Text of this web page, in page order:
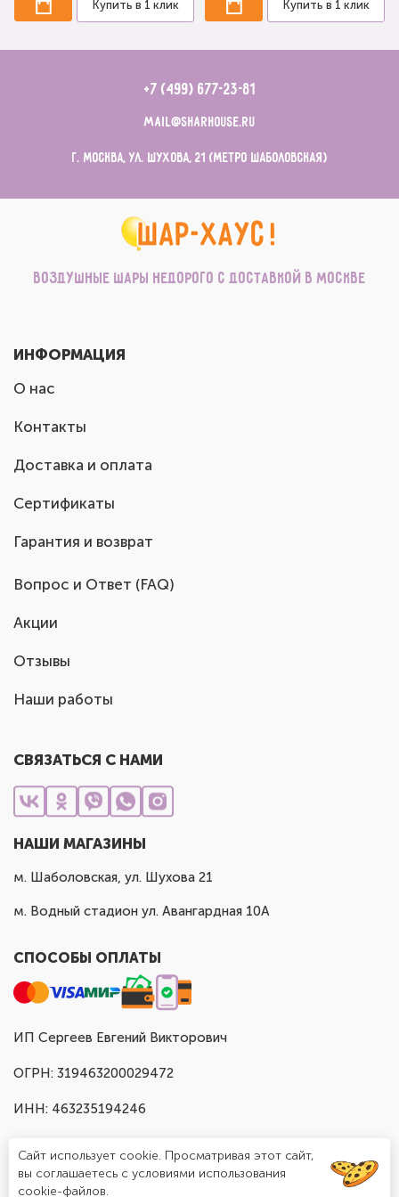
Купить в 1 клик Купить в 1 клик
+7 (499) 677-23-81
mail@sharhouse.ru
г. Москва, ул. Шухова, 21 (метро Шаболовская)
Воздушные шары недорого с доставкой в Москве
ИНФОРМАЦИЯ
О нас
Контакты
Доставка и оплата
Сертификаты
Гарантия и возврат
Вопрос и Ответ (FAQ)
Акции
Отзывы
Наши работы
СВЯЗАТЬСЯ С НАМИ
НАШИ МАГАЗИНЫ
м. Шаболовская, ул. Шухова 21
м. Водный стадион ул. Авангардная 10А
СПОСОБЫ ОПЛАТЫ
ИП Сергеев Евгений Викторович
ОГРН: 319463200029472
ИНН: 463235194246
Сайт использует cookie. Просматривая этот сайт,
вы соглашаетесь с условиями использования
cookie-файлов.